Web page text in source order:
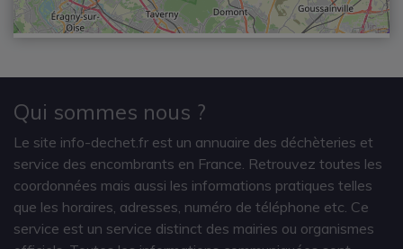
Qui sommes nous ?
Le site info-dechet.fr est un annuaire des déchèteries et
service des encombrants en France. Retrouvez toutes les
coordonnées mais aussi les informations pratiques telles
que les horaires, adresses, numéro de téléphone etc. Ce
service est un service distinct des mairies ou organismes